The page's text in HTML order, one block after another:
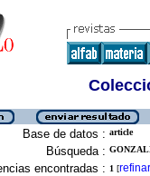
Base de datos : article
Búsqueda :
encontradas : 1 [refinar